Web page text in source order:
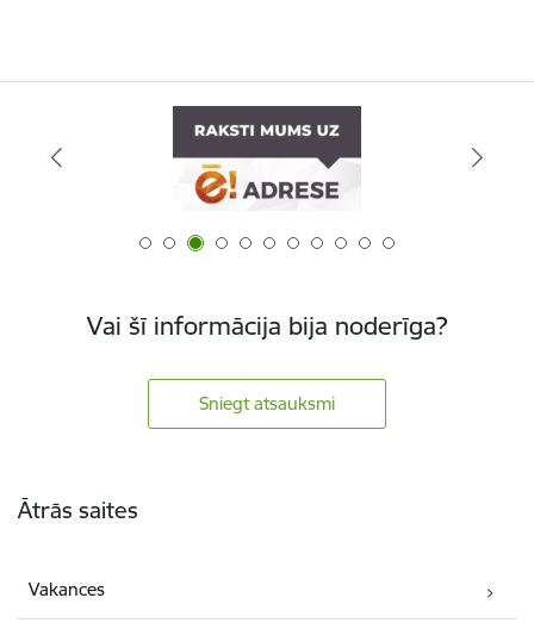
Vai šī informācija bija noderīga?
Sniegt atsauksmi
Ātrās saites
Vakances